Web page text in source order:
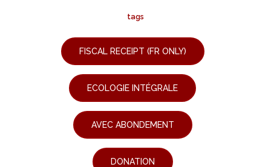
tags
FISCAL RECEIPT (FR ONLY)
ECOLOGIE INTÉGRALE
AVEC ABONDEMENT
DONATION